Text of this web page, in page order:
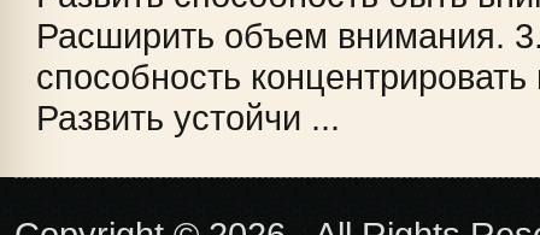
Расширить объем внимания.
способность
Развить устойчи ...